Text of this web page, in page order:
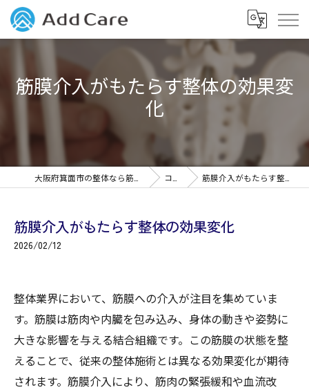
筋膜介入がもたらす整体の効果変
化
コラム 筋膜介入がもたらす整体の効果変化
筋膜介入がもたらす整体の効果変化
2026/02/12
整体業界において、筋膜への介入が注目を集めていま
す。筋膜は筋肉や内臓を包み込み、身体の動きや姿勢に
大きな影響を与える結合組織です。この筋膜の状態を整
えることで、従来の整体施術とは異なる効果変化が期待
されます。筋膜介入により、筋肉の緊張緩和や血流改